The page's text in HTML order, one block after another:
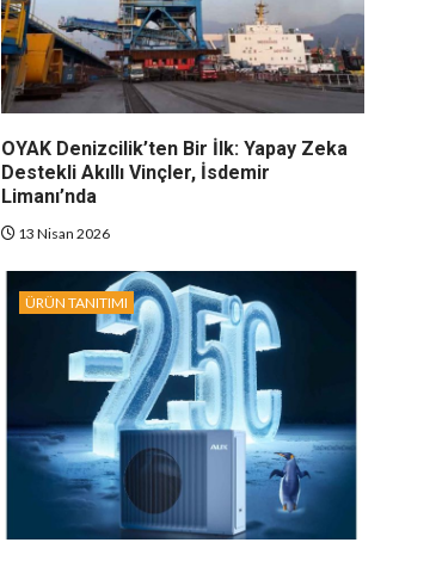
OYAK Denizcilik’ten Bir İlk: Yapay Zeka
Destekli Akıllı Vinçler, İsdemir
Limanı’nda
13 Nisan 2026
ÜRÜN TANITIMI